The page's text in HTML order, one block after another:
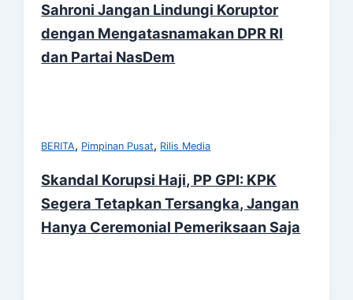
Sahroni Jangan Lindungi Koruptor
dengan Mengatasnamakan DPR RI
dan Partai NasDem
BERITA, Pimpinan Pusat, Rilis Media
Skandal Korupsi Haji, PP GPI: KPK
Segera Tetapkan Tersangka, Jangan
Hanya Ceremonial Pemeriksaan Saja